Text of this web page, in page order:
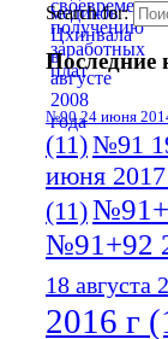
Search for:
Последние
№90 24 июня
(11)№91
июня
(11)
№91+92
18 августа
2016 г